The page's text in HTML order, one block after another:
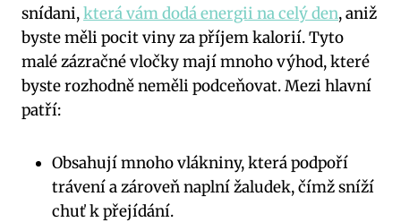
snídani,která vám dodá energii na celý den, aniž
byste měli pocit viny za příjem kalorií. Tyto
malé zázračné vločky mají mnoho výhod, které
byste rozhodně neměli podceňovat. Mezi hlavní
patří:
Obsahují mnoho vlákniny, která podpoří
trávení a zároveň naplní žaludek, čímž sníží
chuť k přejídání.